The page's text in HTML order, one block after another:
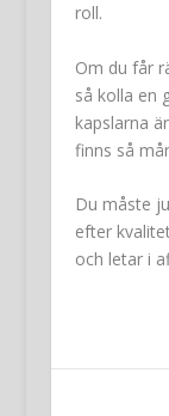
roll.
Om du får
så kolla en
kapslarna
finns så
Du måste
efter
och letar i